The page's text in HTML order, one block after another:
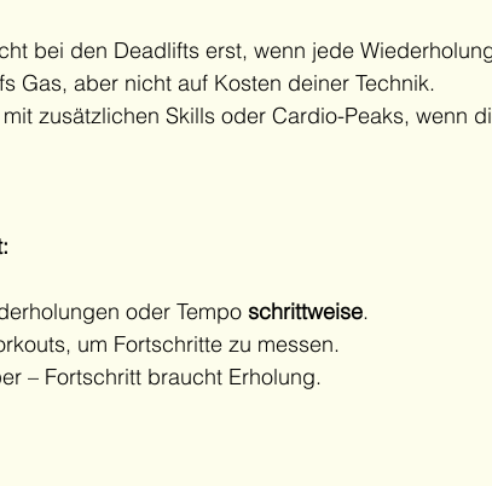
bei den Deadlifts erst, wenn jede
Gas, aber nicht auf Kosten deiner Technik.
zusätzlichen Skills oder Cardio-Peaks, wenn
oder Tempo schrittweise.
um Fortschritte zu messen.
– Fortschritt braucht Erholung.